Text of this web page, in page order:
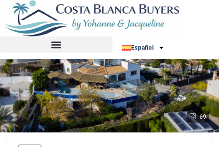
Español
69